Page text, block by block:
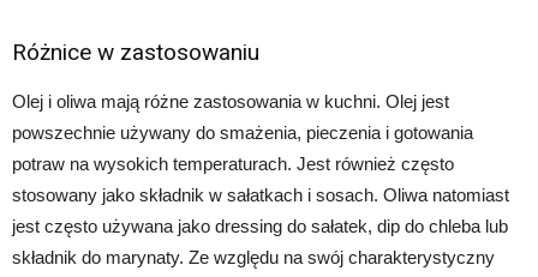
Różnice w zastosowaniu
Olej i oliwa mają różne zastosowania w kuchni. Olej jest
powszechnie używany do smażenia, pieczenia i gotowania
potraw na wysokich temperaturach. Jest również często
stosowany jako składnik w sałatkach i sosach. Oliwa natomiast
jest często używana jako dressing do sałatek, dip do chleba lub
składnik do marynaty. Ze względu na swój charakterystyczny